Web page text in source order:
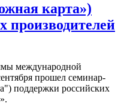
карта»)
производителей
международной
прошел семинар-
поддержки российских